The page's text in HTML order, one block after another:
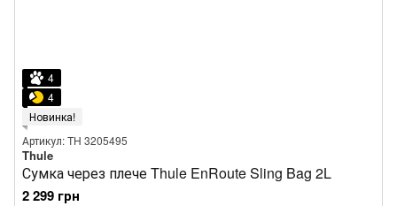
4
4
Новинка!
Артикул: TH 3205495
Thule
Сумка через плече Thule EnRoute Sling Bag 2L
2 299 грн